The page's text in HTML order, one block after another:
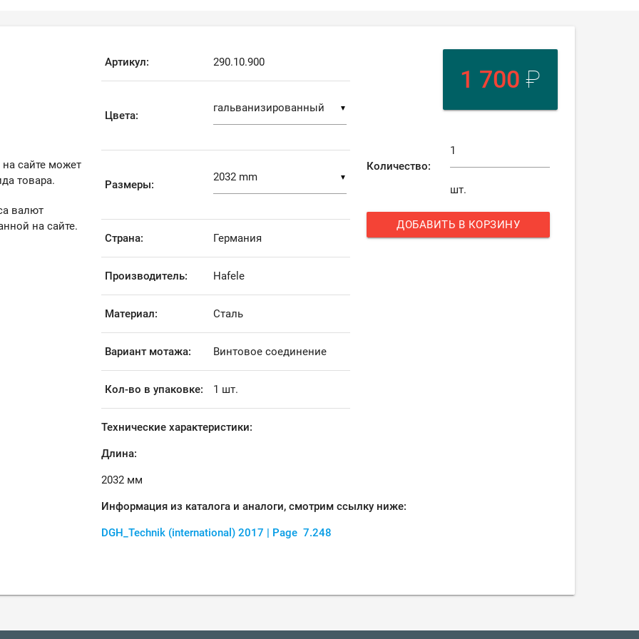
сайте может
товара.
валют
на сайте.
Артикул: 290.10.900
Цвета:
▼
Размеры:
▼
Страна: Германия
Производитель: Hafele
Материал: Сталь
Вариант мотажа: Винтовое соединение
Кол-во в упаковке: 1 шт.
1 700 ₽
Количество:
шт.
ДОБАВИТЬ В КОРЗИНУ
Технические характеристики:
Длина:
2032 мм
Информация из каталога и аналоги, смотрим ссылку ниже:
DGH_Technik (international) 2017 | Page7.248